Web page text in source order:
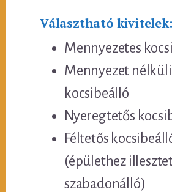
Választható kivitelek:
Mennyezetes
Mennyezet nélküli
kocsibeálló
Nyeregtetős
Féltetős
(épülethez
szabadonálló)